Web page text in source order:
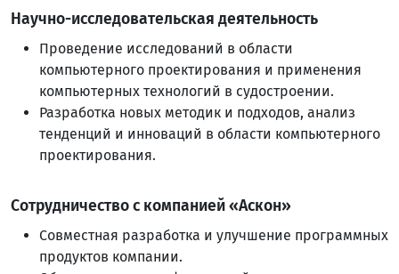
Научно-исследовательская деятельность
Проведение исследований в области
компьютерного проектирования и применения
компьютерных технологий в судостроении.
Разработка новых методик и подходов, анализ
тенденций и инноваций в области компьютерного
проектирования.
Сотрудничество с компанией «Аскон»
Совместная разработка и улучшение программных
продуктов компании.